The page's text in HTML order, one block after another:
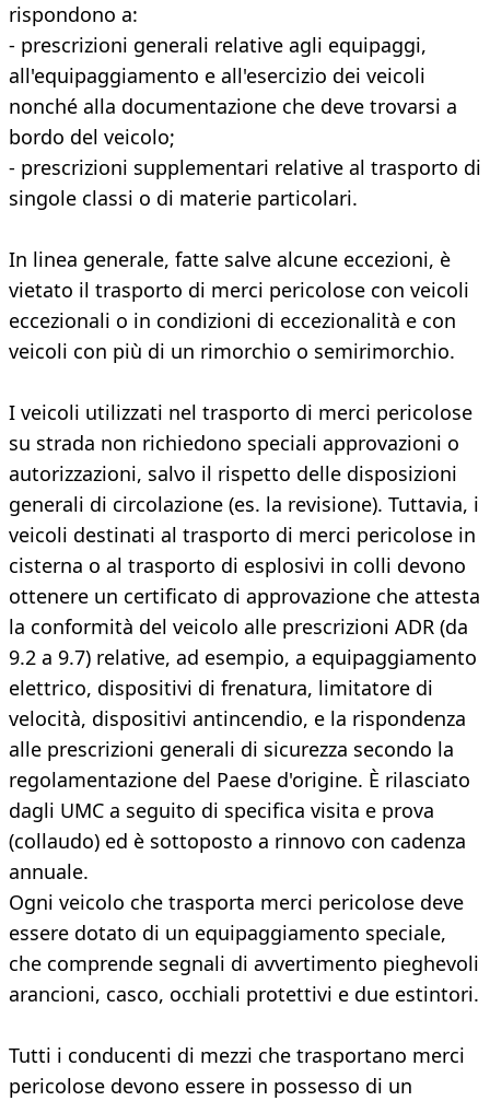
rispondono a:
- prescrizioni generali relative agli equipaggi,
all'equipaggiamento e all'esercizio dei veicoli
nonché alla documentazione che deve trovarsi a
bordo del veicolo;
- prescrizioni supplementari relative al trasporto di
singole classi o di materie particolari.
In linea generale, fatte salve alcune eccezioni, è
vietato il trasporto di merci pericolose con veicoli
eccezionali o in condizioni di eccezionalità e con
veicoli con più di un rimorchio o semirimorchio.
I veicoli utilizzati nel trasporto di merci pericolose
su strada non richiedono speciali approvazioni o
autorizzazioni, salvo il rispetto delle disposizioni
generali di circolazione (es. la revisione). Tuttavia, i
veicoli destinati al trasporto di merci pericolose in
cisterna o al trasporto di esplosivi in colli devono
ottenere un certificato di approvazione che attesta
la conformità del veicolo alle prescrizioni ADR (da
9.2 a 9.7) relative, ad esempio, a equipaggiamento
elettrico, dispositivi di frenatura, limitatore di
velocità, dispositivi antincendio, e la rispondenza
alle prescrizioni generali di sicurezza secondo la
regolamentazione del Paese d'origine. È rilasciato
dagli UMC a seguito di specifica visita e prova
(collaudo) ed è sottoposto a rinnovo con cadenza
annuale.
Ogni veicolo che trasporta merci pericolose deve
essere dotato di un equipaggiamento speciale,
che comprende segnali di avvertimento pieghevoli
arancioni, casco, occhiali protettivi e due estintori.
Tutti i conducenti di mezzi che trasportano merci
pericolose devono essere in possesso di un